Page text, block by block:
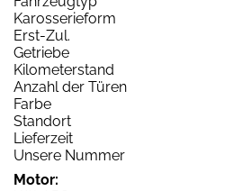
Karosserieform
Erst-Zul.
Getriebe
Kilometerstand
Anzahl der Türen
Farbe
Standort
Lieferzeit
Unsere Nummer
Motor: